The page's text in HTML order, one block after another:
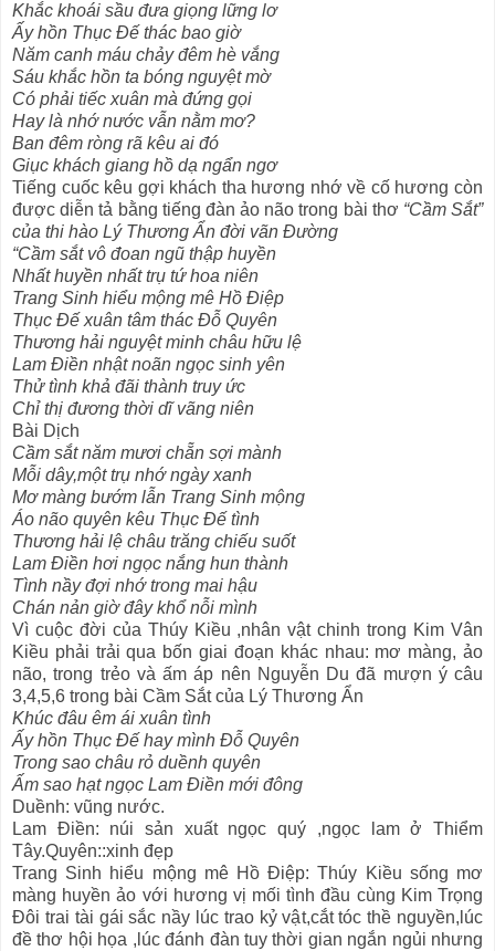
Khắc khoái sầu đưa giọng lững lơ
Ấy hồn Thục Đế thác bao giờ
Năm canh máu chảy đêm hè vắng
Sáu khắc hồn ta bóng nguyệt mờ
Có phải tiếc xuân mà đứng gọi
Hay là nhớ nước vẫn nằm mơ?
Ban đêm ròng rã kêu ai đó
Giục khách giang hồ dạ ngẩn ngơ
Tiếng cuốc kêu gợi khách tha hương nhớ về cố hương còn
được diễn tả bằng tiếng đàn ảo não trong bài thơ “Cầm Sắt”
của thi hào Lý Thương Ẩn đời vãn Đường
“Cầm sắt vô đoan ngũ thập huyền
Nhất huyền nhất trụ tứ hoa niên
Trang Sinh hiểu mộng mê Hồ Điệp
Thục Đế xuân tâm thác Đỗ Quyên
Thương hải nguyệt minh châu hữu lệ
Lam Điền nhật noãn ngọc sinh yên
Thử tình khả đãi thành truy ức
Chỉ thị đương thời dĩ vãng niên
Bài Dịch
Cầm sắt năm mươi chẵn sợi mành
Mỗi dây,một trụ nhớ ngày xanh
Mơ màng bướm lẫn Trang Sinh mộng
Áo não quyên kêu Thục Đế tình
Thương hải lệ châu trăng chiếu suốt
Lam Điền hơi ngọc nắng hun thành
Tình nầy đợi nhớ trong mai hậu
Chán nản giờ đây khổ nỗi mình
Vì cuộc đời của Thúy Kiều ,nhân vật chinh trong Kim Vân
Kiều phải trải qua bốn giai đoạn khác nhau: mơ màng, ảo
não, trong trẻo và ấm áp nên Nguyễn Du đã mượn ý câu
3,4,5,6 trong bài Cầm Sắt của Lý Thương Ẩn
Khúc đâu êm ái xuân tình
Ấy hồn Thục Đế hay mình Đỗ Quyên
Trong sao châu rỏ duềnh quyên
Ấm sao hạt ngọc Lam Điền mới đông
Duềnh: vũng nước.
Lam Điền: núi sản xuất ngọc quý ,ngọc lam ở Thiểm
Tây.Quyên::xinh đẹp
Trang Sinh hiểu mộng mê Hồ Điệp: Thúy Kiều sống mơ
màng huyền ảo với hương vị mối tình đầu cùng Kim Trọng
Đôi trai tài gái sắc nầy lúc trao kỷ vật,cắt tóc thề nguyền,lúc
đề thơ hội họa ,lúc đánh đàn tuy thời gian ngắn ngủi nhưng